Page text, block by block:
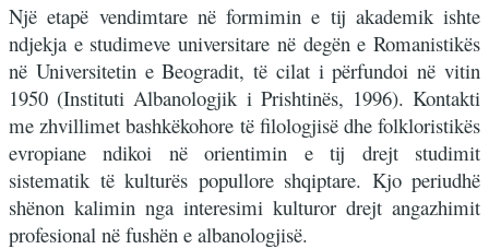
Një etapë vendimtare në formimin e tij akademik ishte
ndjekja e studimeve universitare në degën e Romanistikës
në Universitetin e Beogradit, të cilat i përfundoi në vitin
1950 (Instituti Albanologjik i Prishtinës, 1996). Kontakti
me zhvillimet bashkëkohore të filologjisë dhe folkloristikës
evropiane ndikoi në orientimin e tij drejt studimit
sistematik të kulturës popullore shqiptare. Kjo periudhë
shënon kalimin nga interesimi kulturor drejt angazhimit
profesional në fushën e albanologjisë.